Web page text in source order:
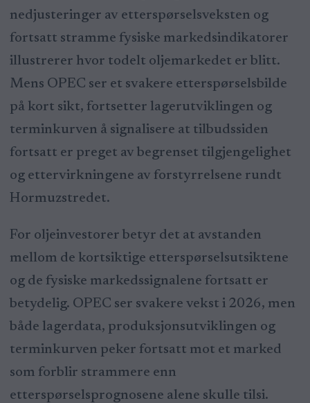
nedjusteringer av etterspørselsveksten og
fortsatt stramme fysiske markedsindikatorer
illustrerer hvor todelt oljemarkedet er blitt.
Mens OPEC ser et svakere etterspørselsbilde
på kort sikt, fortsetter lagerutviklingen og
terminkurven å signalisere at tilbudssiden
fortsatt er preget av begrenset tilgjengelighet
og ettervirkningene av forstyrrelsene rundt
Hormuzstredet.
For oljeinvestorer betyr det at avstanden
mellom de kortsiktige etterspørselsutsiktene
og de fysiske markedssignalene fortsatt er
betydelig. OPEC ser svakere vekst i 2026, men
både lagerdata, produksjonsutviklingen og
terminkurven peker fortsatt mot et marked
som forblir strammere enn
etterspørselsprognosene alene skulle tilsi.